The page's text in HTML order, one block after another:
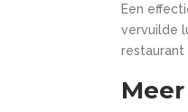
Een
vervuilde
restaurant